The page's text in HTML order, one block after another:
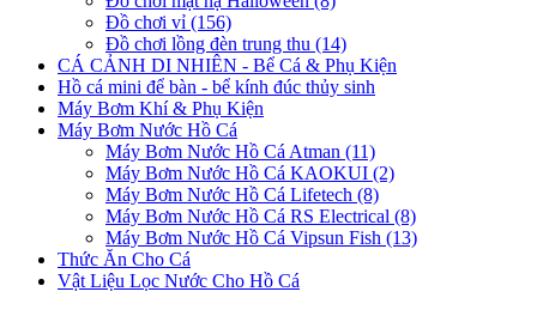
Đồ chơi vỉ (156)
Đồ chơi lồng đèn trung thu (14)
CÁ CẢNH DI NHIÊN - Bể Cá & Phụ Kiện
Hồ cá mini để bàn - bể kính đúc thủy sinh
Máy Bơm Khí & Phụ Kiện
Máy Bơm Nước Hồ Cá
Máy Bơm Nước Hồ Cá Atman (11)
Máy Bơm Nước Hồ Cá KAOKUI (2)
Máy Bơm Nước Hồ Cá Lifetech (8)
Máy Bơm Nước Hồ Cá RS Electrical (8)
Máy Bơm Nước Hồ Cá Vipsun Fish (13)
Thức Ăn Cho Cá
Vật Liệu Lọc Nước Cho Hồ Cá